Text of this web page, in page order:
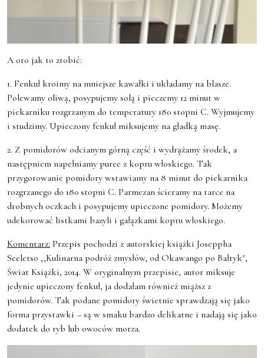
A oto jak to zrobić:
1. Fenkuł kroimy na mniejsze kawałki i układamy na blasze.
Polewamy oliwą, posypujemy solą i pieczemy 12 minut w
piekarniku rozgrzanym do temperatury 180 stopni C. Wyjmujemy
i studzimy. Upieczony fenkuł miksujemy na gładką masę.
2. Z pomidorów odcianym górną część i wydrążamy środek, a
następniem napełniamy puree z kopru włoskiego. Tak
przygotowanie pomidory wstawiamy na 8 minut do piekarnika
rozgrzanego do 180 stopni C. Parmezan ścieramy na tarce na
drobnych oczkach i posypujemy upieczone pomidory. Możemy
udekorować listkami bazyli i gałązkami kopru włoskiego.
Komentarz: Przepis pochodzi z autorskiej książki Joseppha
Seeletso ,,Kulinarna podróż zmysłów, od Okawango po Bałtyk",
Świat Książki, 2014. W oryginalnym przepisie, autor miksuje
jedynie upieczony fenkuł, ja dodałam również miąższ z
pomidorów. Tak podane pomidory świetnie sprawdzają się jako
forma przystawki – są w smaku bardzo delikatne i nadają się jako
dodatek do ryb lub owoców morza.